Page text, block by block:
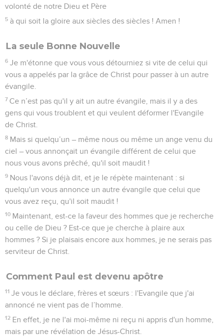
volonté de notre Dieu et Père
5 à qui soit la gloire aux siècles des siècles ! Amen !
La seule Bonne Nouvelle
6 Je m'étonne que vous vous détourniez si vite de celui qui
vous a appelés par la grâce de Christ pour passer à un autre
évangile.
7 Ce n’est pas qu'il y ait un autre évangile, mais il y a des
gens qui vous troublent et qui veulent déformer l'Evangile
de Christ.
8 Mais si quelqu’un – même nous ou même un ange venu du
ciel – vous annonçait un évangile différent de celui que
nous vous avons prêché, qu'il soit maudit !
9 Nous l'avons déjà dit, et je le répète maintenant : si
quelqu'un vous annonce un autre évangile que celui que
vous avez reçu, qu'il soit maudit !
10 Maintenant, est-ce la faveur des hommes que je recherche
ou celle de Dieu ? Est-ce que je cherche à plaire aux
hommes ? Si je plaisais encore aux hommes, je ne serais pas
serviteur de Christ.
Comment Paul est devenu apôtre
11 Je vous le déclare, frères et sœurs : l'Evangile que j'ai
annoncé ne vient pas de l’homme.
12 En effet, je ne l'ai moi-même ni reçu ni appris d'un homme,
mais par une révélation de Jésus-Christ.